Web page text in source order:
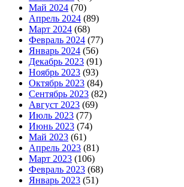
Май 2024 (70)
Апрель 2024 (89)
Март 2024 (68)
Февраль 2024 (77)
Январь 2024 (56)
Декабрь 2023 (91)
Ноябрь 2023 (93)
Октябрь 2023 (84)
Сентябрь 2023 (82)
Август 2023 (69)
Июль 2023 (77)
Июнь 2023 (74)
Май 2023 (61)
Апрель 2023 (81)
Март 2023 (106)
Февраль 2023 (68)
Январь 2023 (51)